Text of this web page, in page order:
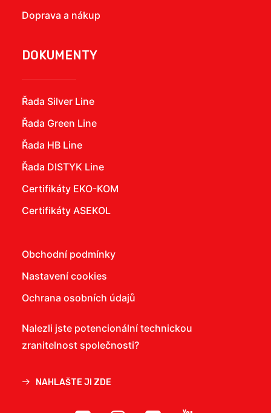
Doprava a nákup
DOKUMENTY
Řada Silver Line
Řada Green Line
Řada HB Line
Řada DISTYK Line
Certifikáty EKO-KOM
Certifikáty ASEKOL
Obchodní podmínky
Nastavení cookies
Ochrana osobních údajů
Nalezli jste potencionální technickou
zranitelnost společnosti?
NAHLAŠTE JI ZDE